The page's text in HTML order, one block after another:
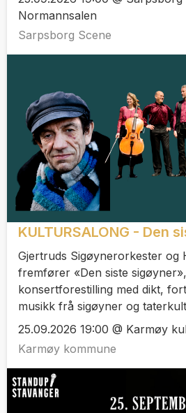
Normannsalen
Sarpsborg Scene
KULTURSALONG - Den
Gjertruds Sigøynerorkester og
fremfører «Den siste
konsertforestilling med dikt,
musikk frå sigøyner og
25.09.2026 19:00 @ Karmøy
Karmøy kommune